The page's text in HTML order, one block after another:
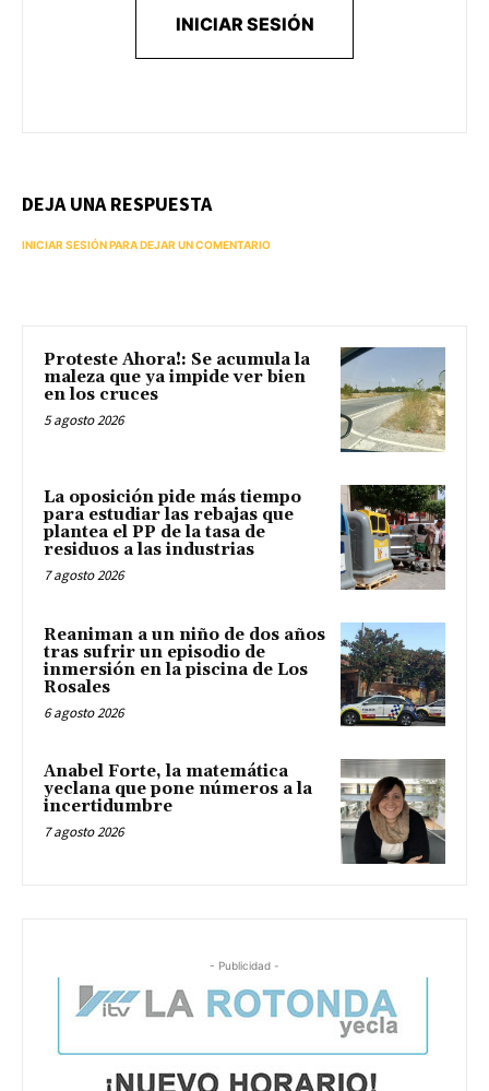
INICIAR SESIÓN
DEJA UNA RESPUESTA
INICIAR SESIÓN PARA DEJAR UN COMENTARIO
Proteste Ahora!: Se acumula la
maleza que ya impide ver bien
en los cruces
5 agosto 2026
La oposición pide más tiempo
para estudiar las rebajas que
plantea el PP de la tasa de
residuos a las industrias
7 agosto 2026
Reaniman a un niño de dos años
tras sufrir un episodio de
inmersión en la piscina de Los
Rosales
6 agosto 2026
Anabel Forte, la matemática
yeclana que pone números a la
incertidumbre
7 agosto 2026
- Publicidad -